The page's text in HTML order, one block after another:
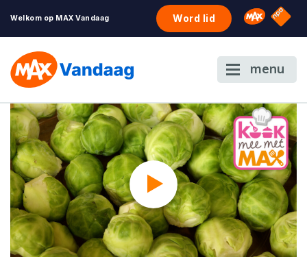
Welkom op MAX Vandaag Word lid Omroep
NPO
menu